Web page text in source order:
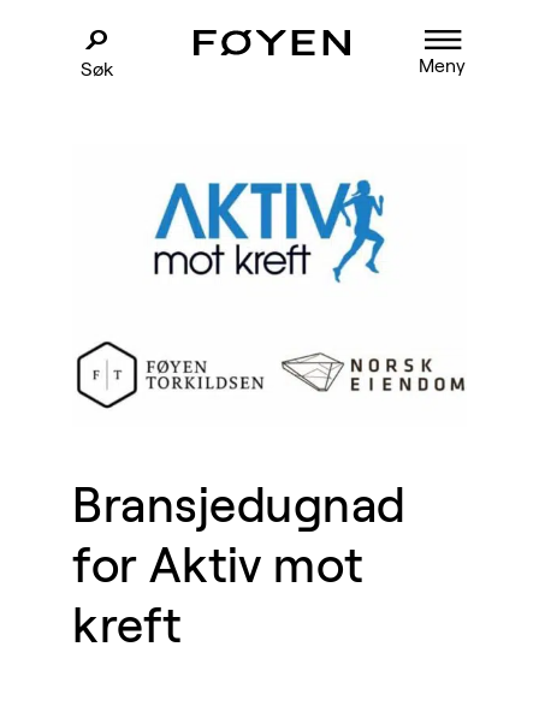
Søk Meny
Bransjedugnad
for Aktiv mot
kreft